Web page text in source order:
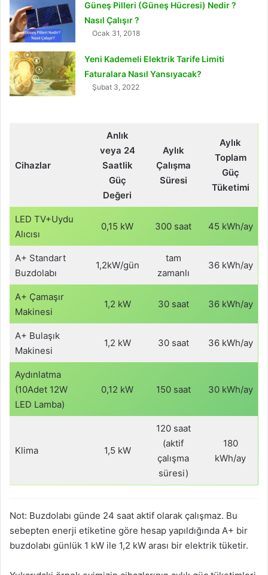
Güneş Pilleri (Güneş Hücresi) Nedir ?
Nasıl Çalışır ?
Ocak 31, 2018
Yeni Kademeli Elektrik Tarife Limiti
Faturalara Nasıl Yansıyacak?
Şubat 3, 2022
Cihazlar
Anlık
veya 24
Saatlik
Güç
Değeri
Aylık
Çalışma
Süresi
Aylık
Toplam
Güç
Tüketimi
LED TV+Uydu
Alıcısı
0,15 kW 300 saat 45 kWh/ay
A+ Standart
Buzdolabı
1,2kW/gün
tam
zamanlı
36 kWh/ay
A+ Çamaşır
Makinesi
1,2 kW 30 saat 36 kWh/ay
A+ Bulaşık
Makinesi
1,2 kW 30 saat 36 kWh/ay
Aydınlatma
(10Adet 12W
LED Lamba)
0,12 kW 150 saat 30 kWh/ay
Klima 1,5 kW
120 saat
(aktif
çalışma
süresi)
180
kWh/ay
Not: Buzdolabı günde 24 saat aktif olarak çalışmaz. Bu
sebepten enerji etiketine göre hesap yapıldığında A+ bir
buzdolabı günlük 1 kW ile 1,2 kW arası bir elektrik tüketir.